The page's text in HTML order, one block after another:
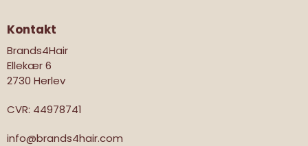
Kontakt
Brands4Hair
Ellekær 6
2730 Herlev
CVR: 44978741
info@brands4hair.com